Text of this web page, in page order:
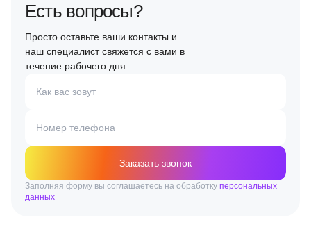
Есть вопросы?
Просто оставьте ваши контакты и
наш специалист свяжется с вами в
течение рабочего дня
Как вас зовут
Номер телефона
Заказать звонок
Заполняя форму вы соглашаетесь на обработку персональных
данных